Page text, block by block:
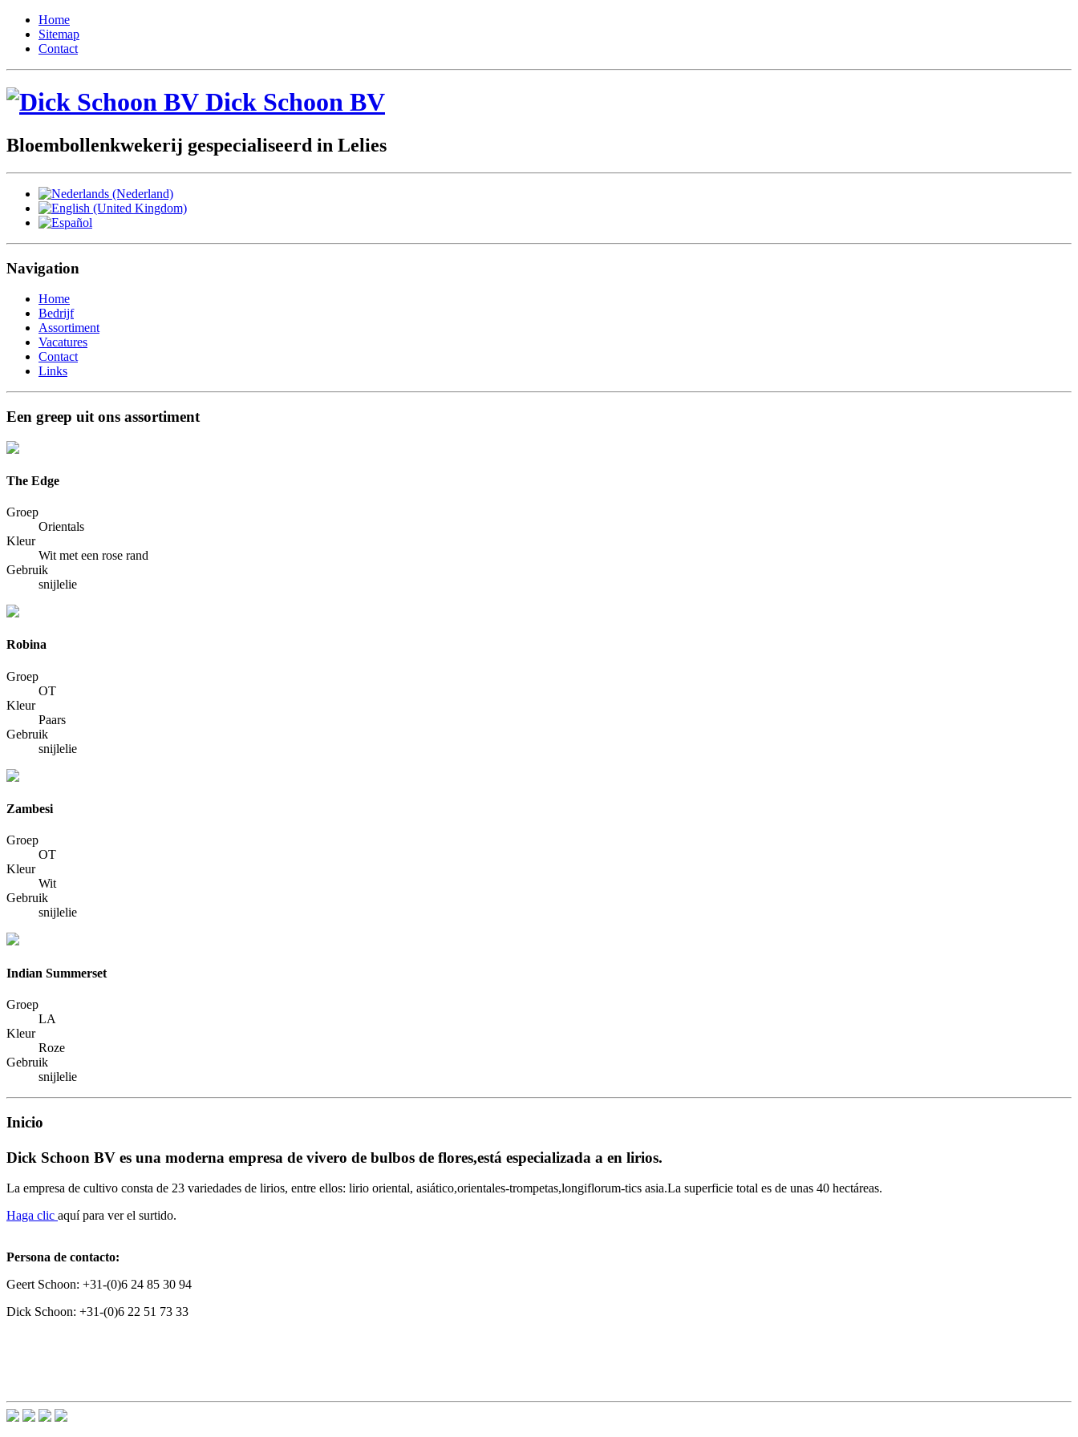
Home
Sitemap
Contact
Dick Schoon BV
Bloembollenkwekerij gespecialiseerd in Lelies
Navigation
Home
Bedrijf
Assortiment
Vacatures
Contact
Links
Een greep uit ons assortiment
The Edge
Groep
Orientals
Kleur
Wit met een rose rand
Gebruik
snijlelie
Robina
Groep
OT
Kleur
Paars
Gebruik
snijlelie
Zambesi
Groep
OT
Kleur
Wit
Gebruik
snijlelie
Indian Summerset
Groep
LA
Kleur
Roze
Gebruik
snijlelie
Inicio
Dick Schoon BV es una moderna empresa de vivero de bulbos de flores,está especializada a en lirios.
La empresa de cultivo consta de 23 variedades de lirios, entre ellos: lirio oriental, asiático,orientales-trompetas,longiflorum-tics asia.La superficie total es de unas 40 hectáreas.
Haga clic aquí para ver el surtido.
Persona de contacto:
Geert Schoon: +31-(0)6 24 85 30 94
Dick Schoon: +31-(0)6 22 51 73 33